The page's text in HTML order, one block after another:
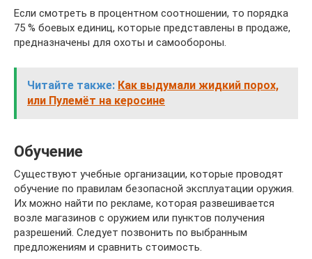
Если смотреть в процентном соотношении, то порядка
75 % боевых единиц, которые представлены в продаже,
предназначены для охоты и самообороны.
Читайте также: Как выдумали жидкий порох,
или Пулемёт на керосине
Обучение
Существуют учебные организации, которые проводят
обучение по правилам безопасной эксплуатации оружия.
Их можно найти по рекламе, которая развешивается
возле магазинов с оружием или пунктов получения
разрешений. Следует позвонить по выбранным
предложениям и сравнить стоимость.